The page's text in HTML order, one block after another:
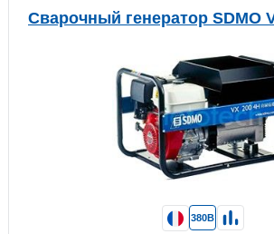
Сварочный генератор SDMO
380В